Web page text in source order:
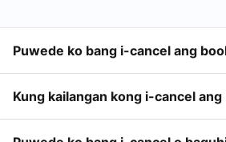
Puwede ko bang i-cancel ang
Kung kailangan kong i-cancel